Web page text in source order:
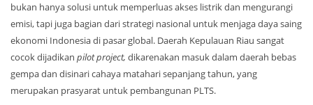
bukan hanya solusi untuk memperluas akses listrik dan mengurangi
emisi, tapi juga bagian dari strategi nasional untuk menjaga daya saing
ekonomi Indonesia di pasar global. Daerah Kepulauan Riau sangat
cocok dijadikan pilot project, dikarenakan masuk dalam daerah bebas
gempa dan disinari cahaya matahari sepanjang tahun, yang
merupakan prasyarat untuk pembangunan PLTS.